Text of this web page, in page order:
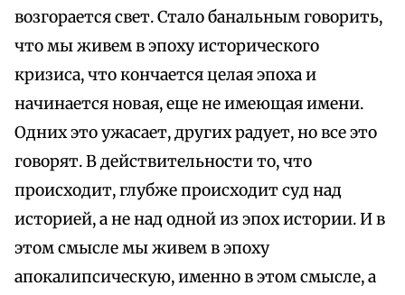
возгорается свет. Стало банальным говорить,
что мы живем в эпоху исторического
кризиса, что кончается целая эпоха и
начинается новая, еще не имеющая имени.
Одних это ужасает, других радует, но все это
говорят. В действительности то, что
происходит, глубже происходит суд над
историей, а не над одной из эпох истории. И в
этом смысле мы живем в эпоху
апокалипсическую, именно в этом смысле, а